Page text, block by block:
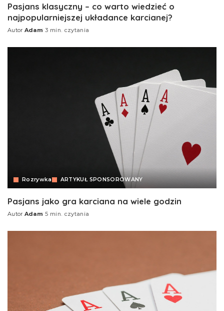
Pasjans klasyczny – co warto wiedzieć o
najpopularniejszej układance karcianej?
Autor Adam 3 min. czytania
Rozrywka ARTYKUŁ SPONSOROWANY
Pasjans jako gra karciana na wiele godzin
Autor Adam 5 min. czytania